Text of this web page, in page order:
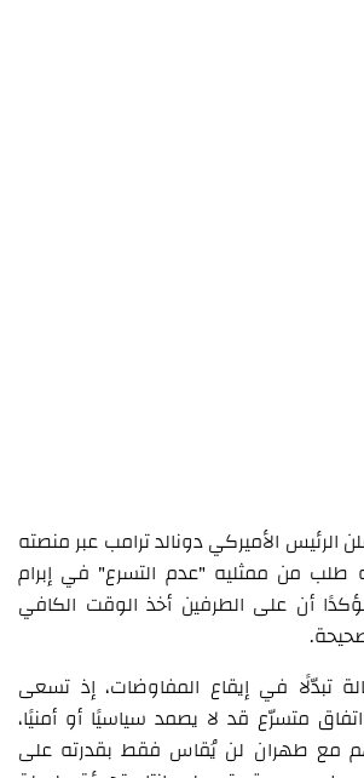
الرئيس الأميركي دونالد ترامب عبر منصته
من ممثليه "عدم التسرع" في إبرام
أن على الطرفين أخذ الوقت الكافي
تبدّلًا في إيقاع المفاوضات، إذ تسعى
متسرّع قد لا يصمد سياسيًا أو أمنيًا،
مع طهران لن يُقاس فقط بقدرته على